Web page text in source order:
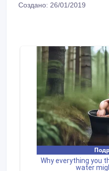
Создано: 26/01/2019